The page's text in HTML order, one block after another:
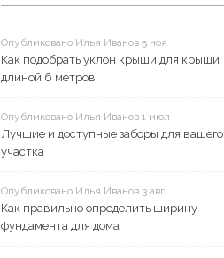
Опубликовано Илья Иванов 5 ноя
Как подобрать уклон крыши для крыши
длиной 6 метров
Опубликовано Илья Иванов 1 июл
Лучшие и доступные заборы для вашего
участка
Опубликовано Илья Иванов 3 авг
Как правильно определить ширину
фундамента для дома